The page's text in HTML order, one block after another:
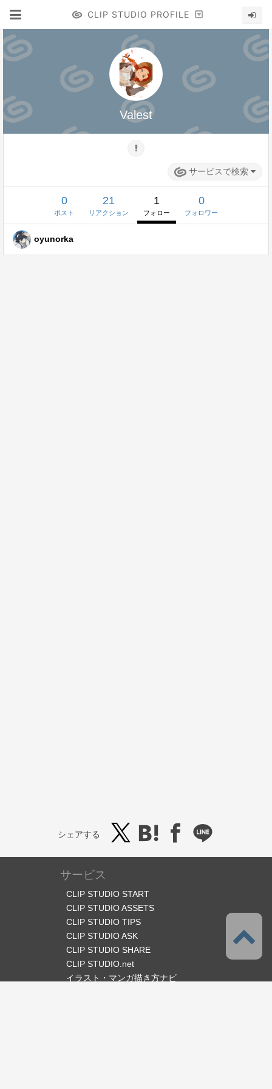
CLIP STUDIO PROFILE
Valest
サービスで検索
0
ポスト
21
リアクション
1
フォロー
0
フォロワー
oyunorka
シェアする
サービス
CLIP STUDIO START
CLIP STUDIO ASSETS
CLIP STUDIO TIPS
CLIP STUDIO ASK
CLIP STUDIO SHARE
CLIP STUDIO.net
イラスト・マンガ描き方ナビ